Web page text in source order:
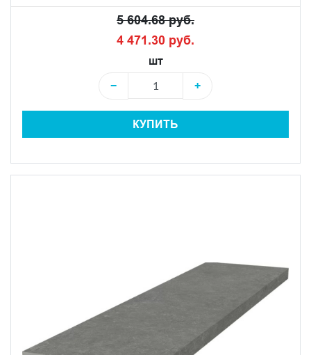
5 604.68 руб.
4 471.30 руб.
шт
−
+
КУПИТЬ